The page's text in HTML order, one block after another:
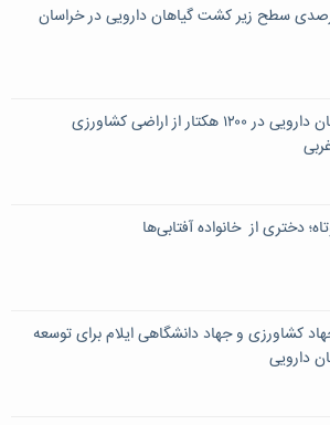
۴۳ درصدی سطح زیر کشت گیاهان دارویی در خراسان
کشت گیاهان دارویی در ۱۲۰۰ هکتار از اراضی کشاورزی
دختری از خانواده آفتابی‌ها
کشاورزی و جهاد دانشگاهی ایلام برای توسعه
دارویی